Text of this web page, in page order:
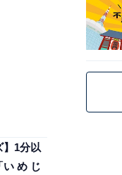
】1分以
い め じ